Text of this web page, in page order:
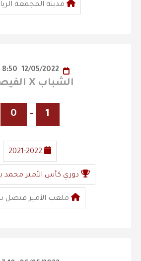
مدينة المجمعة
الشباب X الفيصلي
1
-
0
2021-2022
دوري كأس الأمير محمد
ملعب الأمير فيصل